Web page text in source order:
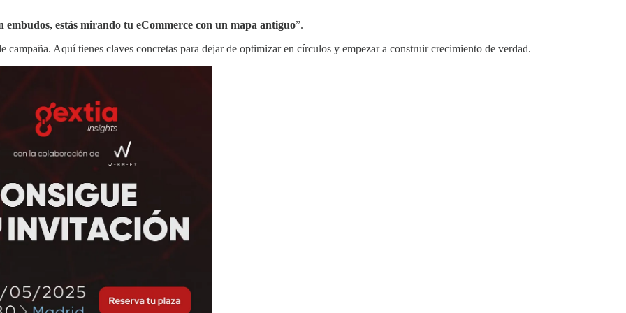
embudos, estás mirando tu eCommerce con un mapa antiguo”.
Aquí tienes claves concretas para dejar de optimizar en círculos y empezar a construir crecimiento de verdad.